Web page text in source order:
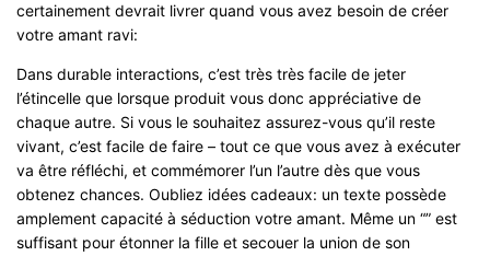
certainement devrait livrer quand vous avez besoin de créer
votre amant ravi:
Dans durable interactions, c’est très très facile de jeter
l’étincelle que lorsque produit vous donc appréciative de
chaque autre. Si vous le souhaitez assurez-vous qu’il reste
vivant, c’est facile de faire – tout ce que vous avez à exécuter
va être réfléchi, et commémorer l’un l’autre dès que vous
obtenez chances. Oubliez idées cadeaux: un texte possède
amplement capacité à séduction votre amant. Même un “” est
suffisant pour étonner la fille et secouer la union de son